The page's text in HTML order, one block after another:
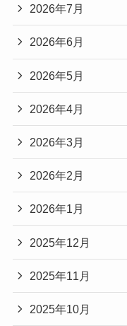
2026年7月
2026年6月
2026年5月
2026年4月
2026年3月
2026年2月
2026年1月
2025年12月
2025年11月
2025年10月